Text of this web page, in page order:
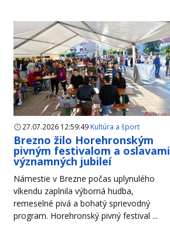
27.07.2026 12:59:49 Kultúra a šport
Brezno žilo Horehronským
pivným festivalom a oslavami
významných jubileí
Námestie v Brezne počas uplynulého
víkendu zaplnila výborná hudba,
remeselné pivá a bohatý sprievodný
program. Horehronský pivný festival ...